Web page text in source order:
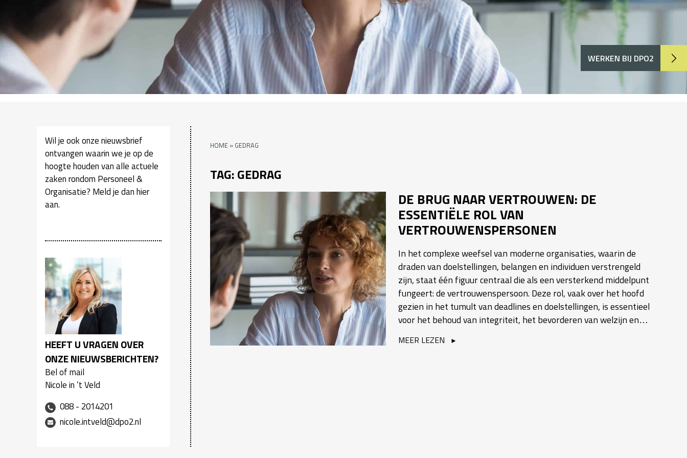
WERKEN BIJ DPO2
Wil je ook onze nieuwsbrief
ontvangen waarin we je op de
hoogte houden van alle actuele
zaken rondom Personeel &
Organisatie? Meld je dan hier
aan.
HEEFT U VRAGEN OVER
ONZE NIEUWSBERICHTEN?
Bel of mail
Nicole in ’t Veld
088 - 2014201
nicole.intveld@dpo2.nl
HOME» GEDRAG
TAG:GEDRAG
DE BRUG NAAR VERTROUWEN: DE
ESSENTIËLE ROL VAN
VERTROUWENSPERSONEN
In het complexe weefsel van moderne organisaties, waarin de
draden van doelstellingen, belangen en individuen verstrengeld
zijn, staat één figuur centraal die als een versterkend middelpunt
fungeert: de vertrouwenspersoon. Deze rol, vaak over het hoofd
gezien in het tumult van deadlines en doelstellingen, is essentieel
voor het behoud van integriteit, het bevorderen van welzijn en…
MEER LEZEN